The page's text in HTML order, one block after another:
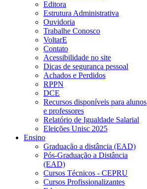
Editora
Estrutura Administrativa
Ouvidoria
Trabalhe Conosco
VoltarE
Contato
Acessibilidade no site
Dicas de segurança pessoal
Achados e Perdidos
RPPN
DCE
Recursos disponíveis para alunos
e professores
Relatório de Igualdade Salarial
Eleições Unisc 2025
Ensino
Graduação a distância (EAD)
Pós-Graduação a Distância
(EAD)
Cursos Técnicos - CEPRU
Cursos Profissionalizantes